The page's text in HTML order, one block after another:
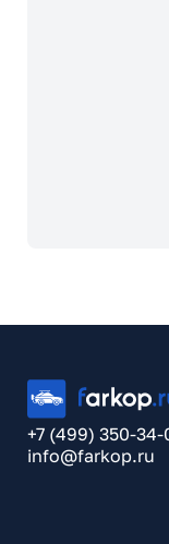
+7 (499) 350-34-
info@farkop.ru